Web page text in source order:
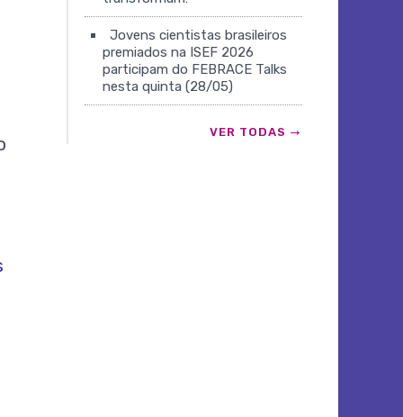
Jovens cientistas brasileiros
premiados na ISEF 2026
participam do FEBRACE Talks
nesta quinta (28/05)
VER TODAS